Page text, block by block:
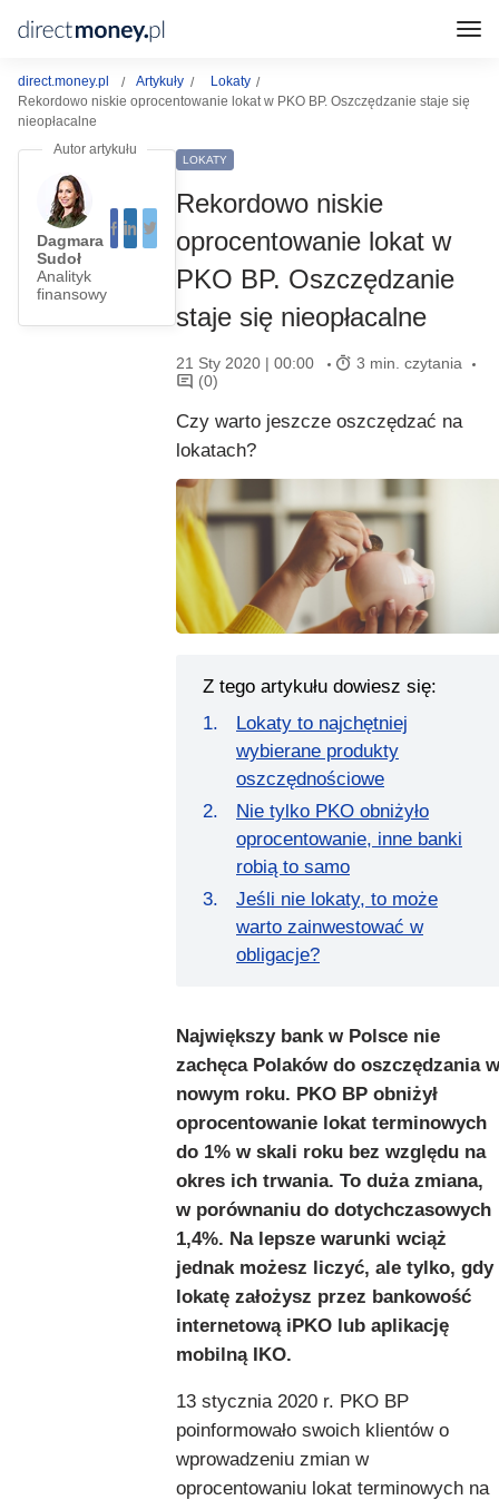
direct.money.pl Artykuły
Lokaty
Rekordowo niskie oprocentowanie lokat w PKO BP. Oszczędzanie staje się
nieopłacalne
Dagmara
Sudoł
Analityk
finansowy
LOKATY
Rekordowo niskie
oprocentowanie lokat w
PKO BP. Oszczędzanie
staje się nieopłacalne
21 Sty 2020 | 00:00
3 min. czytania
(0)
Czy warto jeszcze oszczędzać na
lokatach?
Z tego artykułu dowiesz się:
Lokaty to najchętniej
wybierane produkty
oszczędnościowe
Nie tylko PKO obniżyło
oprocentowanie, inne banki
robią to samo
Jeśli nie lokaty, to może
warto zainwestować w
obligacje?
Największy bank w Polsce nie
zachęca Polaków do oszczędzania w
nowym roku. PKO BP obniżył
oprocentowanie lokat terminowych
do 1% w skali roku bez względu na
okres ich trwania. To duża zmiana,
w porównaniu do dotychczasowych
1,4%. Na lepsze warunki wciąż
jednak możesz liczyć, ale tylko, gdy
lokatę założysz przez bankowość
internetową iPKO lub aplikację
mobilną IKO.
13 stycznia 2020 r. PKO BP
poinformowało swoich klientów o
wprowadzeniu zmian w
oprocentowaniu lokat terminowych na